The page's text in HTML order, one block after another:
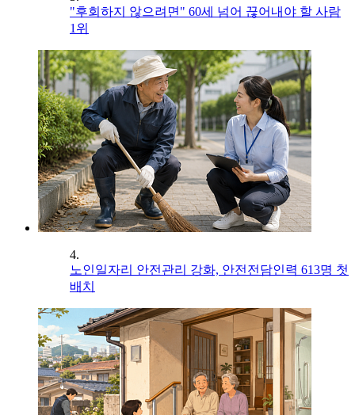
"후회하지 않으려면" 60세 넘어 끊어내야 할 사람
1위
4.
노인일자리 안전관리 강화, 안전전담인력 613명 첫
배치